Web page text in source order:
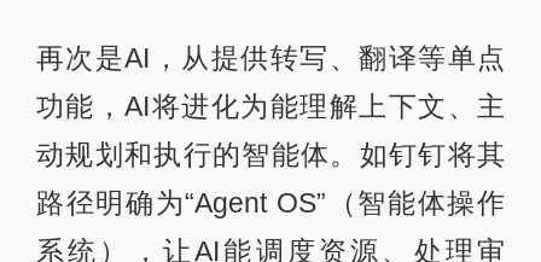
再次是AI，从提供转写、翻译等单点
功能，AI将进化为能理解上下文、主
动规划和执行的智能体。如钉钉将其
路径明确为“Agent OS”（智能体操作
系统），让AI能调度资源、处理审